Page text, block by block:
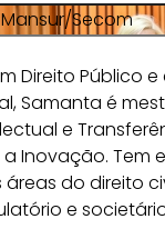
Direito Público e
Samanta é
e
Inovação. Tem
do direito
e